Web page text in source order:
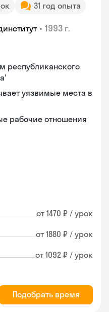
31 год опыта
• 1993 г.
республиканского
уязвимые места в
рабочие отношения
от 1470 ₽ / урок
от 1880 ₽ / урок
от 1092 ₽ / урок
Подобрать время